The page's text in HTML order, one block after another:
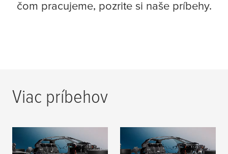
čom pracujeme, pozrite si naše príbehy.
Group atesa
udržateľnejšie
Viac príbehov